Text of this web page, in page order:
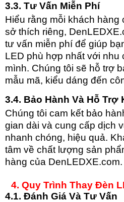
3.3. Tư Vấn Miễn Phí
Hiểu rằng mỗi khách
sở thích riêng,
tư vấn miễn phí để giúp
LED phù hợp nhất với nhu
mình. Chúng tôi sẽ hỗ trợ
mẫu mã, kiểu dáng đến
3.4. Bảo Hành Và Hỗ Trợ
Chúng tôi cam kết bảo
gian dài và cung cấp dịch
nhanh chóng, hiệu quả.
tâm về chất lượng sản
hàng của DenLEDXE.com.
4. Quy Trình Thay Đèn
4.1. Đánh Giá Và Tư Vấn